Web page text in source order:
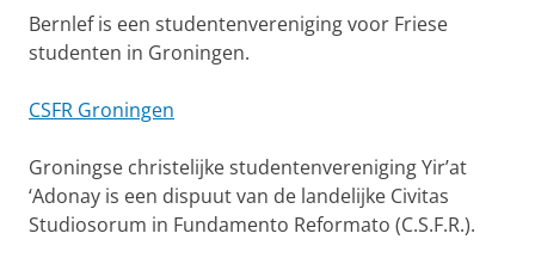
Bernlef is een studentenvereniging voor Friese
studenten in Groningen.
CSFR Groningen
Groningse christelijke studentenvereniging Yir’at
‘Adonay is een dispuut van de landelijke Civitas
Studiosorum in Fundamento Reformato (C.S.F.R.).